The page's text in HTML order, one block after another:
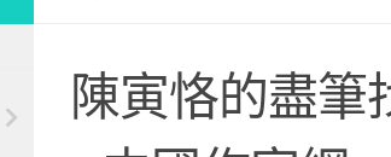
陳寅恪的盡筆